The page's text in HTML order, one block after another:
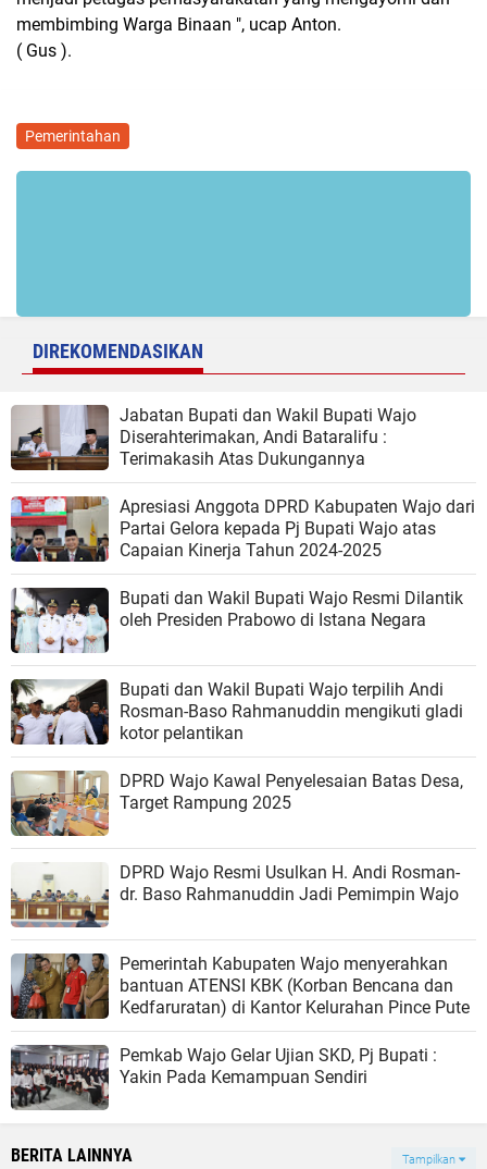
membimbing Warga Binaan ", ucap Anton.
( Gus ).
Pemerintahan
DIREKOMENDASIKAN
Jabatan Bupati dan Wakil Bupati Wajo
Diserahterimakan, Andi Bataralifu :
Terimakasih Atas Dukungannya
Apresiasi Anggota DPRD Kabupaten Wajo dari
Partai Gelora kepada Pj Bupati Wajo atas
Capaian Kinerja Tahun 2024-2025
Bupati dan Wakil Bupati Wajo Resmi Dilantik
oleh Presiden Prabowo di Istana Negara
Bupati dan Wakil Bupati Wajo terpilih Andi
Rosman-Baso Rahmanuddin mengikuti gladi
kotor pelantikan
DPRD Wajo Kawal Penyelesaian Batas Desa,
Target Rampung 2025
DPRD Wajo Resmi Usulkan H. Andi Rosman-
dr. Baso Rahmanuddin Jadi Pemimpin Wajo
Pemerintah Kabupaten Wajo menyerahkan
bantuan ATENSI KBK (Korban Bencana dan
Kedfaruratan) di Kantor Kelurahan Pince Pute
Pemkab Wajo Gelar Ujian SKD, Pj Bupati :
Yakin Pada Kemampuan Sendiri
BERITA LAINNYA Tampilkan